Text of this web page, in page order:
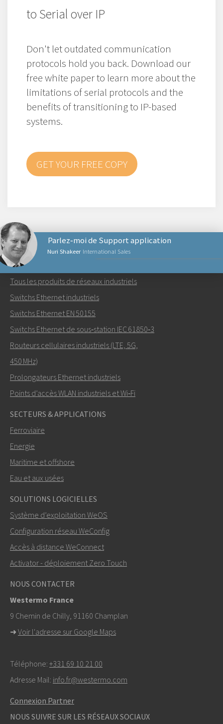
to Serial over IP
Don't let outdated communication
protocols hold you back. Download our
free white paper to learn more about the
limitations of serial protocols and the
benefits of transitioning to IP-based
systems.
GET YOUR FREE COPY
Nuri Shakeer International Sales
Parlez‑moi de Support application
Envoyer un email à Nuri
Comment Nuri peut-il vous contacter?
+46 16 42 80 00
info@westermo.com
Pour toute demande d’assistance,
contacter le support technique
PRODUITS RÉSEAUX
Tous les produits de réseaux industriels
Switchs Ethernet industriels
Switchs Ethernet EN 50155
Switchs Ethernet de sous‑station IEC 61850‑3
Routeurs cellulaires industriels (LTE, 5G,
450 MHz)
Prolongateurs Ethernet industriels
Points d’accès WLAN industriels et Wi‑Fi
SECTEURS & APPLICATIONS
Ferroviaire
Energie
Maritime et offshore
Eau et aux usées
SOLUTIONS LOGICIELLES
Système d’exploitation WeOS
Configuration réseau WeConfig
Accès à distance WeConnect
Activator - déploiement Zero Touch
NOUS CONTACTER
Westermo France
9 Chemin de Chilly, 91160 Champlan
➜ Voir l'adresse sur Google Maps
Téléphone: +331 69 10 21 00
Adresse Mail: info.fr@westermo.com
Connexion Partner
NOUS SUIVRE SUR LES RÉSEAUX SOCIAUX